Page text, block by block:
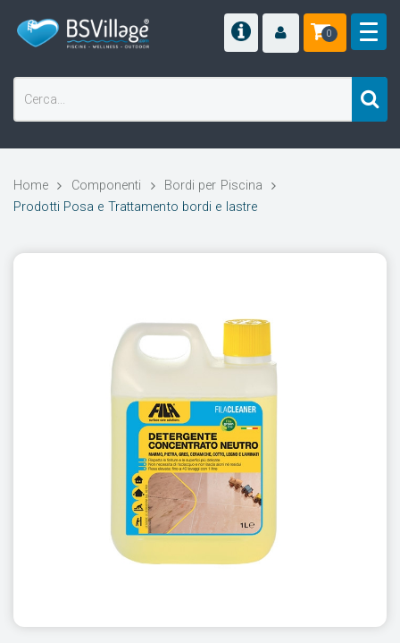
0
Home Componenti
Bordi per Piscina
Prodotti Posa e Trattamento bordi e lastre